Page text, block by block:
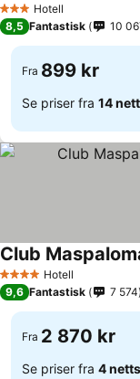
3 StjernerHotell
8,5 Fantastisk 10
Fra 899 kr
Se priser fra 14
4 StjernerHotell
Club
9,6 Fantastisk 7 574
Fra 2 870 kr
Se priser fra 4